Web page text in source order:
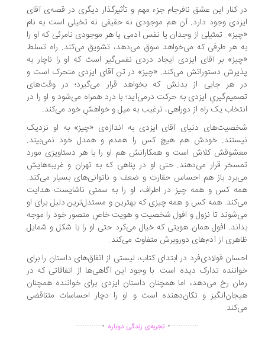
کنار این عشق نافرجام جزء مهم و تأثیرگذار دیگری در قصه‌ی آقای
وجود دارد. آن هم موجودی نه حقیقی نه تخیلی است به نام
تمثیلی از وجدان یا نفس آدمی یا هر موجودی نامرئی که او را
هر طرفی که می‌خواهد سوق می‌دهد، تشویق می‌کند. راه تسلط
بر آقای ایزدی ایجاد دردی نفس‌گیر است که او را ناچار به
دستوراتش می‌کند. «چیز» در تن آقای ایزدی متحرک است و
هر جایی از بدنش که بخواهد قرار می‌گیرد؛ در وقت‌های
ایزدی به حرکت در‌می‌آید؛ با درد همراه می‌شود و او را در
یک راه از دوراهی، ترغیب به میل و خواهشِ خود می‌کند.
دنیای آقای ایزدی به اندازه‌ی «چیز» به او نزدیک
خودش هم هیچ کس را همدم و همدل خود نمی‌بیند.
کلاش است و همکارانش هم او را با هر دستاویزی مورد
قرار می‌دهند. حتی او در پناهی که به تهران و غریبه‌هایش
باز هم احساس حقارت و ضعف و ناتوانی‌های بسیار می‌کند.
کس و همه چیز در اطراف، او را به سمتی ناشایست هدایت
همه کس و همه چیزی که بهترین و مستدل‌ترین دلیل برای او
تا نزول و افول شخصیت و هویت خاصِ متصور خود را موجه
افول همان هویتی که خیال می‌کرد حتی او را با شکل و شمایل
از آدم‌های دوروبرش متفاوت می‌کند.
فولادی‌فرد در ابتدای کتاب، لیستی از اتفا‌ق‌های داستان را برای
تدارک دیده است. با وجود این آگاهی‌ها از اتفاقاتی که در
رخ می‌دهد، اما همچنان داستان ایزدی برای خواننده همچنان
و تکان‌دهنده است و او را دچار احساسات متناقضی
...............
. تجربه‌ی زندگی دوباره.
..............